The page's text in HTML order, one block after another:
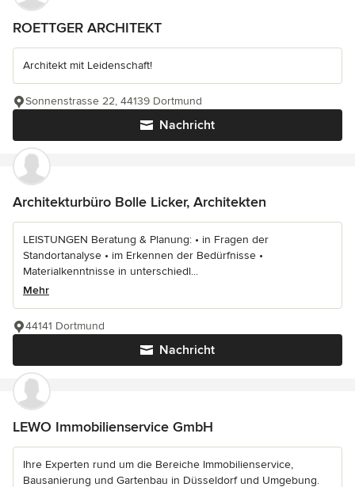
ROETTGER ARCHITEKT
Architekt mit Leidenschaft!
Nachricht
Sonnenstrasse 22, 44139 Dortmund
Architekturbüro Bolle Licker, Architekten
LEISTUNGEN Beratung & Planung: • in Fragen der
Standortanalyse • im Erkennen der Bedürfnisse •
Materialkenntnisse in unterschiedl...
Mehr
Nachricht
44141 Dortmund
LEWO Immobilienservice GmbH
Ihre Experten rund um die Bereiche Immobilienservice,
Bausanierung und Gartenbau in Düsseldorf und Umgebung.